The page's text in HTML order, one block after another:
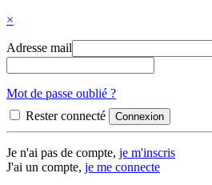
×
Adresse mail
Mot de passe oublié ?
Rester connecté
Je n'ai pas de compte, je m'inscris
J'ai un compte, je me connecte